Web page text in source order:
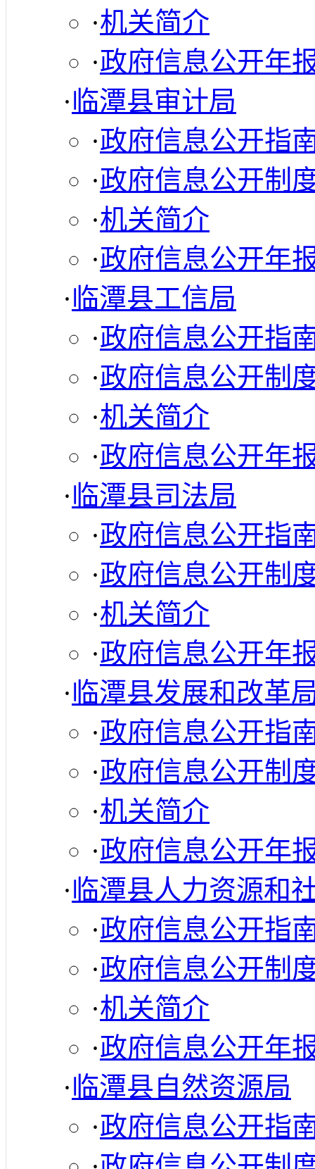
·机关简介
·政府信息公开年
·临潭县审计局
·政府信息公开指
·政府信息公开制
·机关简介
·政府信息公开年
·临潭县工信局
·政府信息公开指
·政府信息公开制
·机关简介
·政府信息公开年
·临潭县司法局
·政府信息公开指
·政府信息公开制
·机关简介
·政府信息公开年
·临潭县发展和改革
·政府信息公开指
·政府信息公开制
·机关简介
·政府信息公开年
·临潭县人力资源和
·政府信息公开指
·政府信息公开制
·机关简介
·政府信息公开年
·临潭县自然资源局
·政府信息公开指